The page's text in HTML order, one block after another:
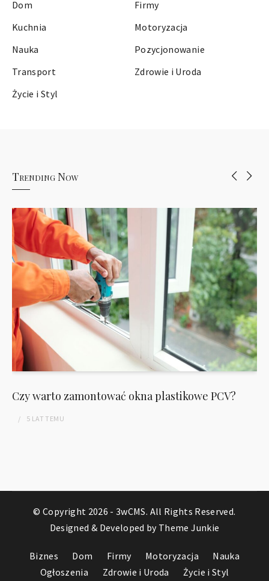
Dom
Firmy
Kuchnia
Motoryzacja
Nauka
Pozycjonowanie
Transport
Zdrowie i Uroda
Życie i Styl
Trending Now
Czy warto zamontować okna plastikowe PCV?
5 LAT TEMU
© Copyright 2026 -3wCMS. All Rights Reserved.
Designed & Developed by Theme Junkie
Biznes Dom Firmy Motoryzacja
Nauka
Ogłoszenia
Zdrowie i Uroda Życie i Styl